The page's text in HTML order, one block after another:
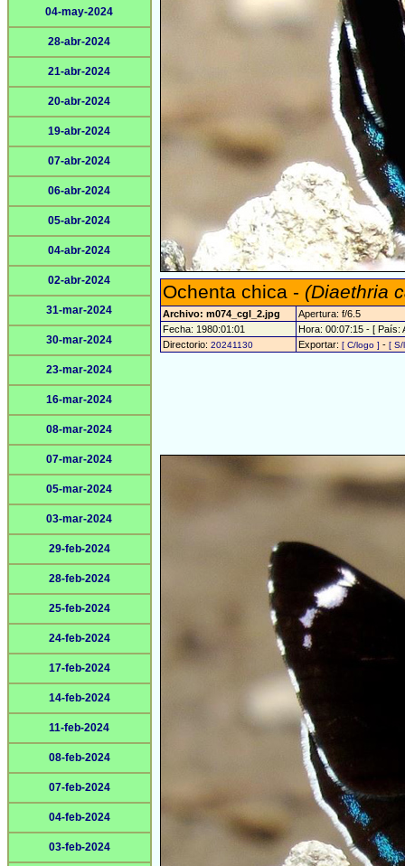
04-may-2024
28-abr-2024
21-abr-2024
20-abr-2024
19-abr-2024
07-abr-2024
06-abr-2024
05-abr-2024
04-abr-2024
02-abr-2024
31-mar-2024
30-mar-2024
23-mar-2024
16-mar-2024
08-mar-2024
07-mar-2024
05-mar-2024
03-mar-2024
29-feb-2024
28-feb-2024
25-feb-2024
24-feb-2024
17-feb-2024
14-feb-2024
11-feb-2024
08-feb-2024
07-feb-2024
04-feb-2024
03-feb-2024
Ochenta chica - (Diaethria
Archivo: m074_cgl_2.jpg
Apertura: f/6.5
Fecha: 1980:01:01
Hora: 00:07:15 - [ País:
Directorio: 20241130 Exportar: [ C/logo ] - [ S/